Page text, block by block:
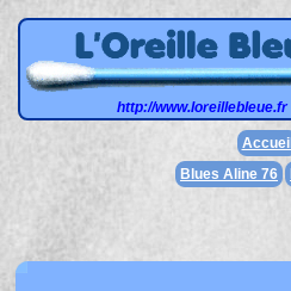
http://www.loreillebleue.fr
Accueil
Blues Aline 76